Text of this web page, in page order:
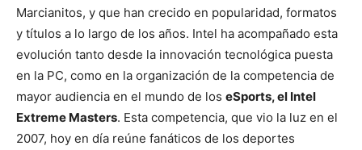
Marcianitos, y que han crecido en popularidad, formatos
y títulos a lo largo de los años. Intel ha acompañado esta
evolución tanto desde la innovación tecnológica puesta
en la PC, como en la organización de la competencia de
mayor audiencia en el mundo de los eSports, el Intel
Extreme Masters. Esta competencia, que vio la luz en el
2007, hoy en día reúne fanáticos de los deportes